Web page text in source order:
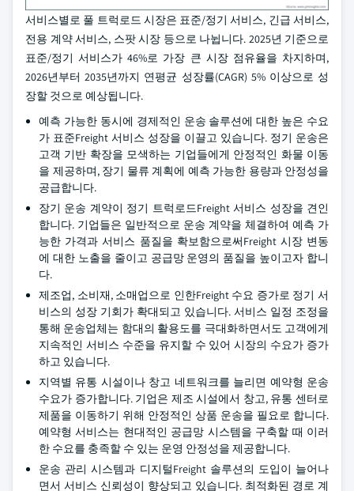
서비스별로 풀 트럭로드 시장은 표준/정기 서비스, 긴급 서비스,
전용 계약 서비스, 스팟 시장 등으로 나뉩니다. 2025년 기준으로
표준/정기 서비스가 46%로 가장 큰 시장 점유율을 차지하며,
2026년부터 2035년까지 연평균 성장률(CAGR) 5% 이상으로 성
장할 것으로 예상됩니다.
예측 가능한 동시에 경제적인 운송 솔루션에 대한 높은 수요
가 표준Freight 서비스 성장을 이끌고 있습니다. 정기 운송은
고객 기반 확장을 모색하는 기업들에게 안정적인 화물 이동
을 제공하며, 장기 물류 계획에 예측 가능한 용량과 안정성을
공급합니다.
장기 운송 계약이 정기 트럭로드Freight 서비스 성장을 견인
합니다. 기업들은 일반적으로 운송 계약을 체결하여 예측 가
능한 가격과 서비스 품질을 확보함으로써Freight 시장 변동
에 대한 노출을 줄이고 공급망 운영의 품질을 높이고자 합니
다.
제조업, 소비재, 소매업으로 인한Freight 수요 증가로 정기 서
비스의 성장 기회가 확대되고 있습니다. 서비스 일정 조정을
통해 운송업체는 함대의 활용도를 극대화하면서도 고객에게
지속적인 서비스 수준을 유지할 수 있어 시장의 수요가 증가
하고 있습니다.
지역별 유통 시설이나 창고 네트워크를 늘리면 예약형 운송
수요가 증가합니다. 기업은 제조 시설에서 창고, 유통 센터로
제품을 이동하기 위해 안정적인 상품 운송을 필요로 합니다.
예약형 서비스는 현대적인 공급망 시스템을 구축할 때 이러
한 수요를 충족할 수 있는 운영 안정성을 제공합니다.
운송 관리 시스템과 디지털Freight 솔루션의 도입이 늘어나
면서 서비스 신뢰성이 향상되고 있습니다. 최적화된 경로 계